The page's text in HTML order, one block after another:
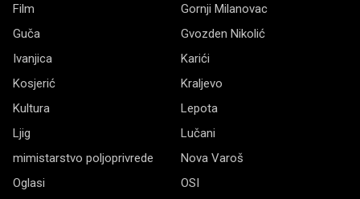
Film
Gornji Milanovac
Guča
Gvozden Nikolić
Ivanjica
Karići
Kosjerić
Kraljevo
Kultura
Lepota
Ljig
Lučani
mimistarstvo poljoprivrede
Nova Varoš
Oglasi
OSI